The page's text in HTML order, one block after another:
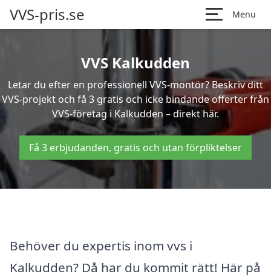
VVS-pris.se Menu
VVS Kalkudden
Letar du efter en professionell VVS-montör? Beskriv ditt
VVS-projekt och få 3 gratis och icke bindande offerter från
VVS-företag i Kalkudden – direkt här.
Få 3 erbjudanden, gratis och utan förpliktelser
Behöver du expertis inom vvs i
Kalkudden? Då har du kommit rätt! Här på